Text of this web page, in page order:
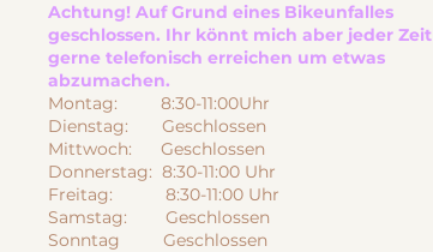
Achtung! Auf Grund eines Bikeunfalles
geschlossen. Ihr könnt mich aber jeder Zeit
gerne telefonisch erreichen um etwas
abzumachen.
Montag: 8:30-11:00Uhr
Dienstag: Geschlossen
Mittwoch: Geschlossen
Donnerstag: 8:30-11:00 Uhr
Freitag: 8:30-11:00 Uhr
Samstag: Geschlossen
Sonntag Geschlossen